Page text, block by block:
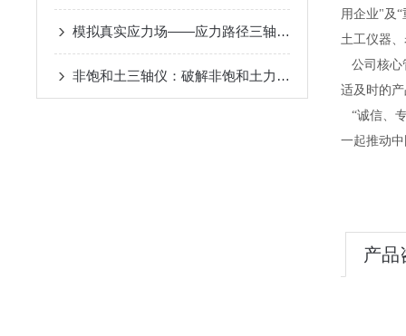
模拟真实应力场——应力路径三轴仪的试验原理与岩土应用
非饱和土三轴仪：破解非饱和土力学检测难题的仪器
用企业"及
土工仪器
公司核心
适及时的
“诚信、
一起推动
产品